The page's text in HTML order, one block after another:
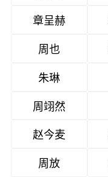
章呈赫
周也
朱琳
周翊然
赵今麦
周放